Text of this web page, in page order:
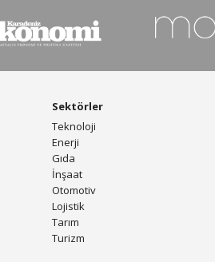
Sektörler
Teknoloji
Enerji
Gıda
İnşaat
Otomotiv
Lojistik
Tarım
Turizm